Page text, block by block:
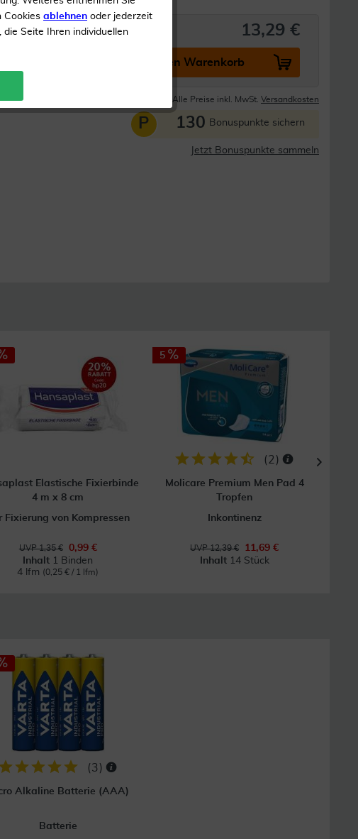
13,29 €
In den Warenkorb
19 € Alle Preise inkl. MwSt. Versandkosten
P 130 Bonuspunkte sichern
Jetzt Bonuspunkte sammeln
Elastische Fixierbinde
4 m x 8 cm
Fixierung von Kompressen
UVP 1,35 €
0,99 €
Inhalt 1 Binden
4 lfm (0,25 € / 1 lfm)
5
(2 )
Molicare Premium Men Pad 4
Tropfen
Inkontinenz
UVP 12,39 €
11,69 €
Inhalt 14 Stück
(3)
Alkaline Batterie (AAA)
Batterie
Cookies ablehnen oder jederzeit
die Seite Ihren individuellen